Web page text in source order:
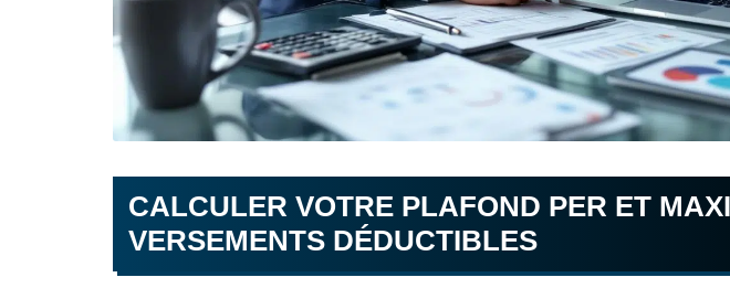
CALCULER VOTRE PLAFOND PER ET
VERSEMENTS DÉDUCTIBLES